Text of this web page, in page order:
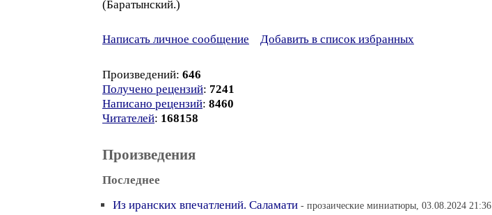
(Баратынский.)
Написать личное сообщение Добавить в список избранных
Произведений: 646
Получено рецензий: 7241
Написано рецензий: 8460
Читателей: 168158
Произведения
Последнее
Из иранских впечатлений. Саламати - прозаические миниатюры, 03.08.2024 21:36